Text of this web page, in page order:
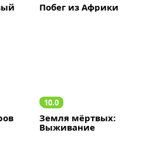
Побег из Африки
10.0
Земля мёртвых:
Выживание